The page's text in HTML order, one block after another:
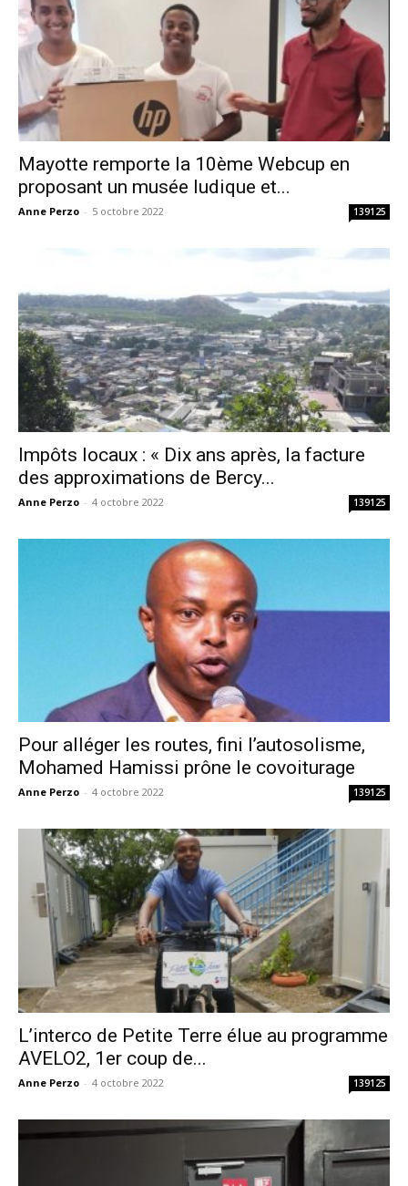
Mayotte remporte la 10ème Webcup en
proposant un musée ludique et...
Anne Perzo - 5 octobre 2022 139125
Impôts locaux : « Dix ans après, la facture
des approximations de Bercy...
Anne Perzo - 4 octobre 2022 139125
Pour alléger les routes, fini l’autosolisme,
Mohamed Hamissi prône le covoiturage
Anne Perzo - 4 octobre 2022 139125
L’interco de Petite Terre élue au programme
AVELO2, 1er coup de...
Anne Perzo - 4 octobre 2022 139125